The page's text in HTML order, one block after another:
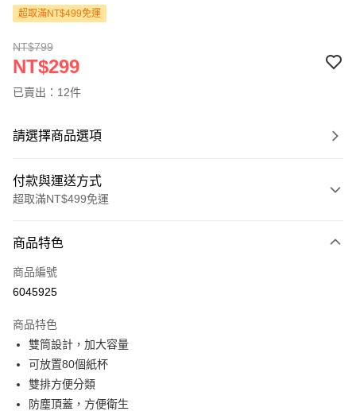
超取滿NT$499免運
NT$799
NT$299
已賣出：12件
請選擇商品選項
付款與運送方式
超取滿NT$499免運
信用卡一次付款
超商取貨付款
Apple Pay
街口支付
悠遊付
商品特色
商品編號
6045925
商品特色
雙筒設計，加大容量
可放置80個紙杯
雙排方便分類
防塵頂蓋，方便衛生